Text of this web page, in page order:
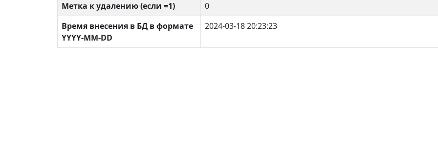
Метка к удалению (если =1)
0
Время внесения в БД в формате
YYYY-MM-DD
2024-03-18 20:23:23